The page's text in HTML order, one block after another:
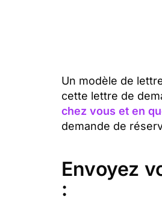
Un modèle de
cette lettre de
chez vous et en
demande de
Envoyez
: